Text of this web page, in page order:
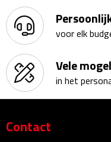
Gummen
Linialen
Magneten
Pennen etui's
voor elk
Vele
in het
Contact